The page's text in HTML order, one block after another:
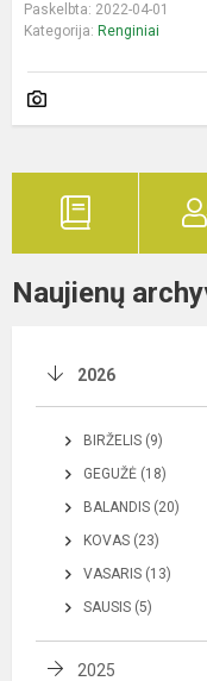
Paskelbta: 2022-04-01
Kategorija: Renginiai
Naujienų
2026
BIRŽELIS (9)
GEGUŽĖ (18)
BALANDIS (20)
KOVAS (23)
VASARIS (13)
SAUSIS (5)
2025